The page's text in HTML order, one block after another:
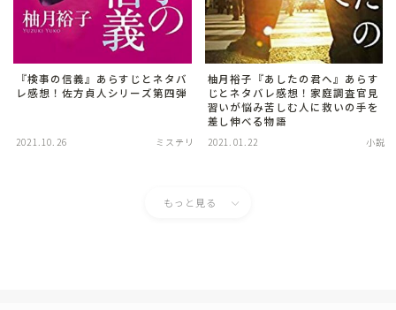
『検事の信義』あらすじとネタバ
レ感想！佐方貞人シリーズ第四弾
2021.10.26 ミステリ
柚月裕子『あしたの君へ』あらす
じとネタバレ感想！家庭調査官見
習いが悩み苦しむ人に救いの手を
差し伸べる物語
2021.01.22 小説
もっと見る